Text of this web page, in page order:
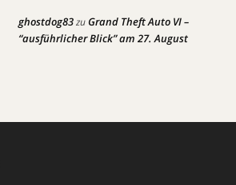
ghostdog83zuGrand Theft Auto VI –
“ausführlicher Blick” am 27. August